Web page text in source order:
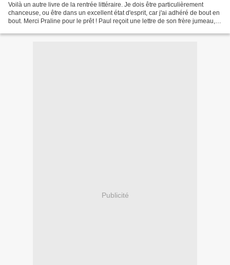
Voilà un autre livre de la rentrée littéraire. Je dois être particulièrement
chanceuse, ou être dans un excellent état d'esprit, car j'ai adhéré de bout en
bout. Merci Praline pour le prêt ! Paul reçoit une lettre de son frère jumeau,
Publicité